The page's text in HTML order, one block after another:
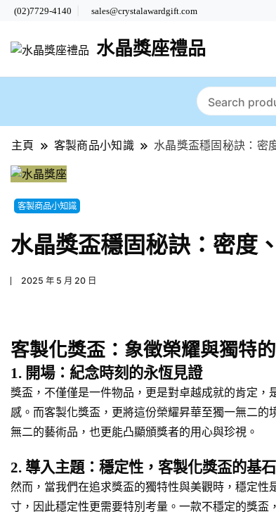
(02)7729-4140 sales@crystalawardgift.com
水晶獎座禮品
主頁 客製商品小知識 水晶獎盃穩固秘訣：密
客製商品小知識
水晶獎盃穩固秘訣：密度
2025 年 5 月 20 日
客製化獎盃：象徵榮耀與獨特
1. 開場：紀念時刻的永恆見證
獎盃，不僅僅是一件物品，更是對卓越成就的肯定
感。而客製化獎盃，更將這份榮耀昇華至獨一無二
無二的藝術品，也更能凸顯頒獎者的用心與珍視。
2. 導入主題：穩定性，客製化獎盃的基石
然而，當我們在追求獎盃的獨特性與美觀時，穩定
寸，因此穩定性更需要特別考量。一款不穩定的獎